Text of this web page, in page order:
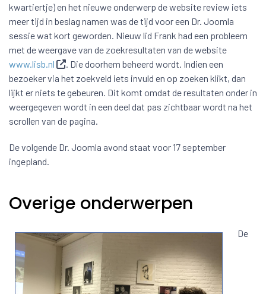
kwartiertje) en het nieuwe onderwerp de website review iets
meer tijd in beslag namen was de tijd voor een Dr. Joomla
sessie wat kort geworden. Nieuw lid Frank had een probleem
met de weergave van de zoekresultaten van de website
www.lisb.nl
. Die doorhem beheerd wordt. Indien een
bezoeker via het zoekveld iets invuld en op zoeken klikt, dan
lijkt er niets te gebeuren. Dit komt omdat de resultaten onder in
weergegeven wordt in een deel dat pas zichtbaar wordt na het
scrollen van de pagina.
De volgende Dr. Joomla avond staat voor 17 september
ingepland.
Overige onderwerpen
De